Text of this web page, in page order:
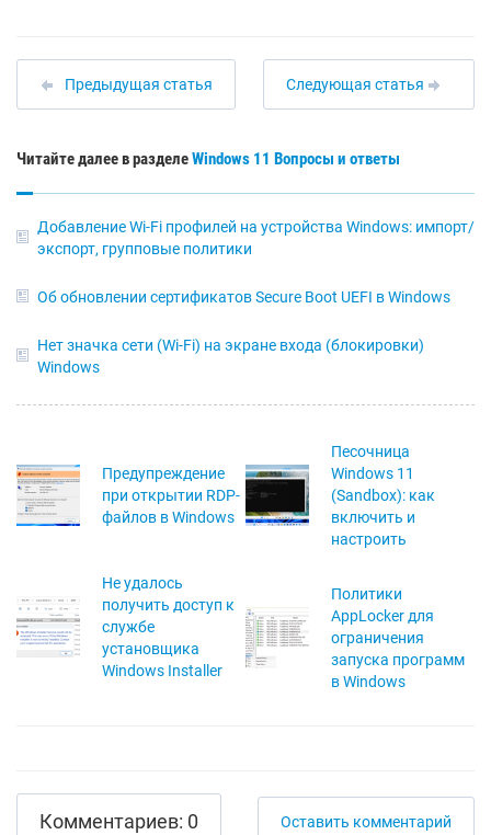
Предыдущая статья Следующая статья
Читайте далее в разделеWindows 11 Вопросы и ответы
Добавление Wi-Fi профилей на устройства Windows: импорт/
экспорт, групповые политики
Об обновлении сертификатов Secure Boot UEFI в Windows
Нет значка сети (Wi-Fi) на экране входа (блокировки)
Windows
Предупреждение
при открытии RDP-
файлов в Windows
Песочница
Windows 11
(Sandbox): как
включить и
настроить
Не удалось
получить доступ к
службе
установщика
Windows Installer
Политики
AppLocker для
ограничения
запуска программ
в Windows
Комментариев: 0 Оставить комментарий